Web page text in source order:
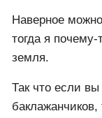
Наверное
тогда я
земля.
Так что если